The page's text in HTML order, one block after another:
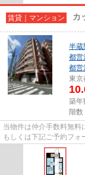
賃貸｜マンション カ
半蔵
都営
都営
東京
築年
階
当物件は仲介手数料無
もしくは下記ご予約フォ